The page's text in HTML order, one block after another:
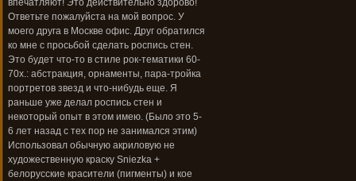
впечатляют! Это действительно здорово!
Ответьте пожалуйста на мой вопрос. У
моего друга в Москве офис. Друг обратился
ко мне с просьбой сделать роспись стен.
Это будет что-то в стиле рок-тематики 60-
70х.: абстракция, орнаменты, пара-тройка
портретов звезд и что-нибудь еще. Я
раньше уже делал роспись стен и
некоторый опыт в этом имею. (Было это 5-
6 лет назад с тех пор не занимался этим)
Использовал обычную акриловую не
художественную краску Sniezka +
белорусские красители (пигменты) и кое